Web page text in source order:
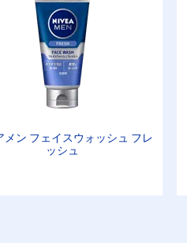
メン フェイスウォッシュ フレ
ッシュ